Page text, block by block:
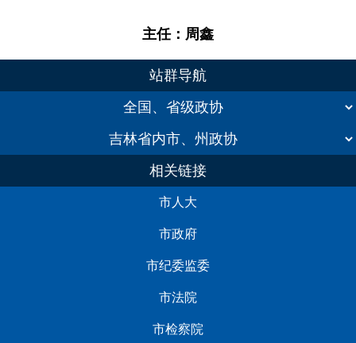
主任：周鑫
站群导航
相关链接
市人大
市政府
市纪委监委
市法院
市检察院